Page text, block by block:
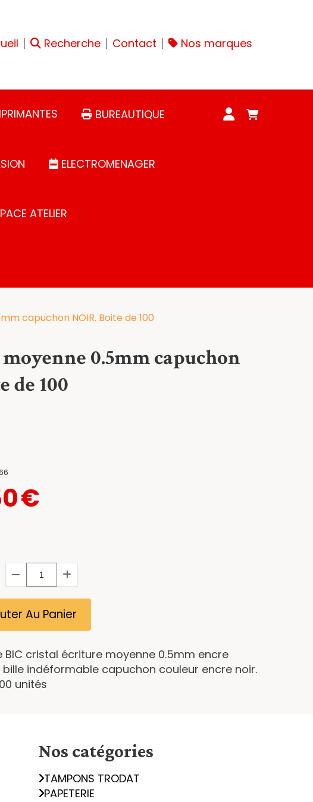
Recherche Contact Nos marques
BUREAUTIQUE
ELECTROMENAGER
ATELIER
capuchon NOIR. Boite de 100
0.5mm capuchon
de 100
€
Au Panier
BIC cristal écriture moyenne 0.5mm encre
indéformable capuchon couleur encre noir.
unités
Nos catégories
TAMPONS TRODAT
PAPETERIE